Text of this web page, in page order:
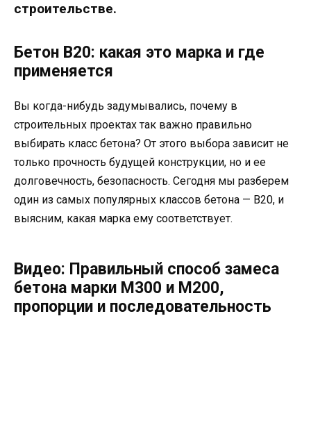
строительстве.
Бетон В20: какая это марка и где
применяется
Вы когда-нибудь задумывались, почему в
строительных проектах так важно правильно
выбирать класс бетона? От этого выбора зависит не
только прочность будущей конструкции, но и ее
долговечность, безопасность. Сегодня мы разберем
один из самых популярных классов бетона — В20, и
выясним, какая марка ему соответствует.
Видео: Правильный способ замеса
бетона марки М300 и М200,
пропорции и последовательность